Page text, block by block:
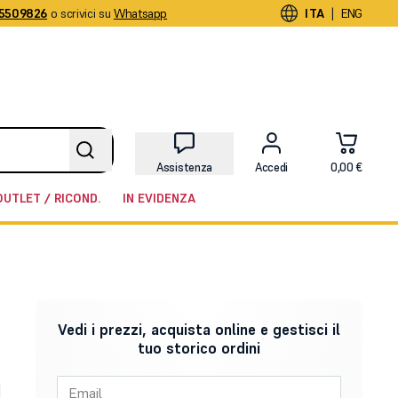
o scrivici su Whatsapp ITA | ENG
Assistenza Accedi 0,00 €
/ RICOND. IN EVIDENZA
Vedi i prezzi, acquista online e gestisci il
tuo storico ordini